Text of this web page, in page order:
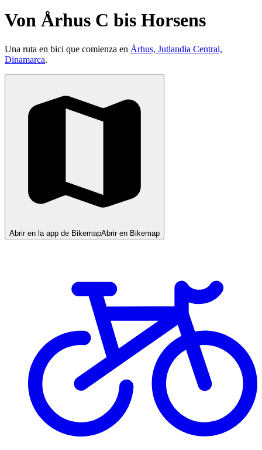
Von Århus C bis Horsens
Una ruta en bici que comienza en Århus, Jutlandia Central,
Dinamarca.
Abrir en la app de BikemapAbrir en Bikemap